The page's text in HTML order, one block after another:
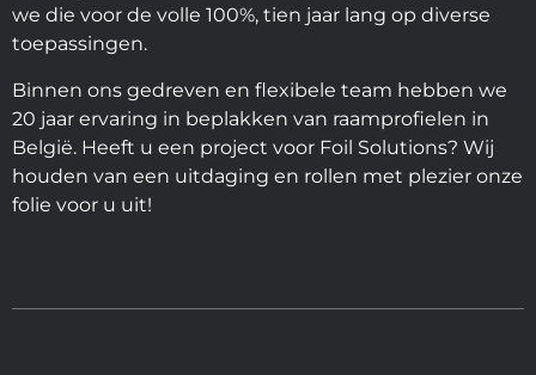
we die voor de volle 100%, tien jaar lang op diverse
toepassingen.
Binnen ons gedreven en flexibele team hebben we
20 jaar ervaring in beplakken van raamprofielen in
België. Heeft u een project voor Foil Solutions? Wij
houden van een uitdaging en rollen met plezier onze
folie voor u uit!